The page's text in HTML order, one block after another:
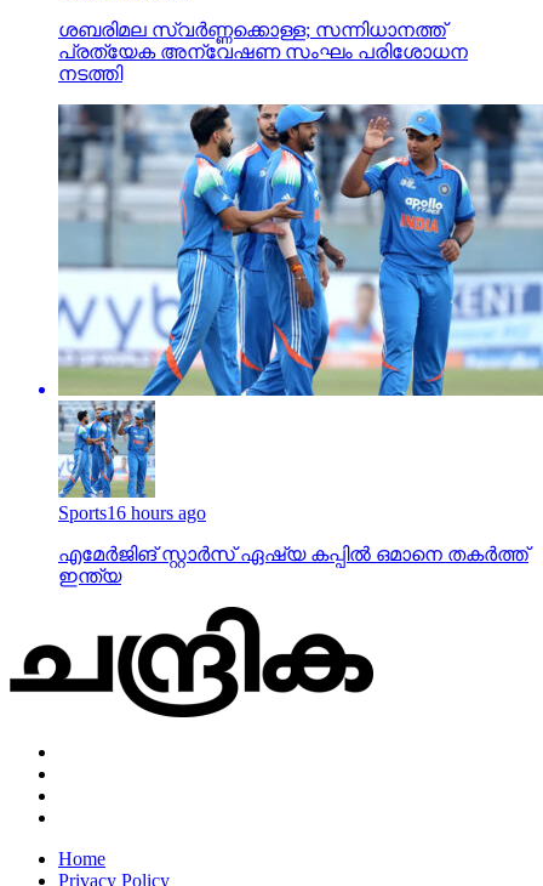
ശബരിമല സ്വര്‍ണ്ണക്കൊള്ള; സന്നിധാനത്ത്
പ്രത്യേക അന്വേഷണ സംഘം പരിശോധന
നടത്തി
Sports16 hours ago
എമേര്‍ജിങ് സ്റ്റാര്‍സ് ഏഷ്യ കപ്പില്‍ ഒമാനെ തകര്‍ത്ത്
ഇന്ത്യ
Home
Privacy Policy